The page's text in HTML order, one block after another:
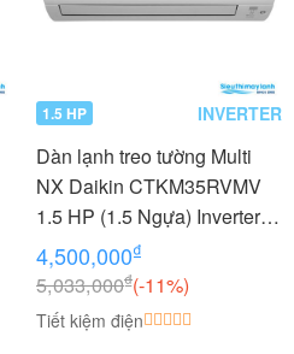
1.5 HP INVERTER
Dàn lạnh treo tường Multi
NX Daikin CTKM35RVMV
1.5 HP (1.5 Ngựa) Inverter -
Gas R32
4,500,000₫
5,033,000₫(-11%)
Tiết kiệm điện